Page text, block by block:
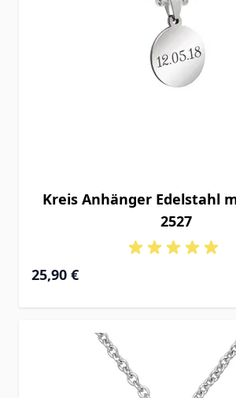
Kreis Anhänger Edelstahl
2527
25,90 €